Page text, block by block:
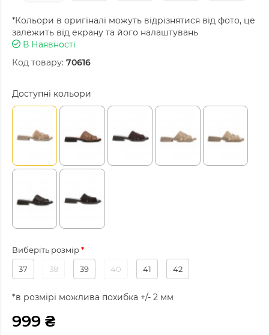
*Кольори в оригіналі можуть відрізнятися від фото, це
залежить від екрану та його налаштувань
В Наявності
Код товару: 70616
Доступні кольори
Виберіть розмір
37
38 39 40 41 42
*в розмірі можлива похибка +/- 2 мм
999 ₴